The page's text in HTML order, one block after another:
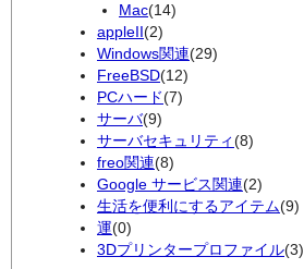
Mac(14)
appleII(2)
Windows関連(29)
FreeBSD(12)
PCハード(7)
サーバ(9)
サーバセキュリティ(8)
freo関連(8)
Google サービス関連(2)
生活を便利にするアイテム(9)
運(0)
3Dプリンタープロファイル(3)